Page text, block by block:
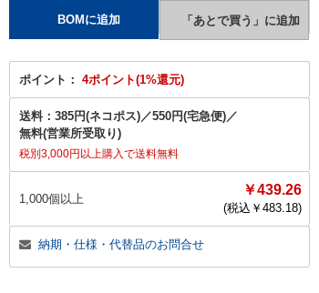
ポイント： 4ポイント(1%還元)
送料： 385円(ネコポス)／550円(宅急便)／
無料(営業所受取り)
税別3,000円以上購入で送料無料
1,000個以上
￥439.26
(税込￥ 483.18)
納期・仕様・代替品のお問合せ